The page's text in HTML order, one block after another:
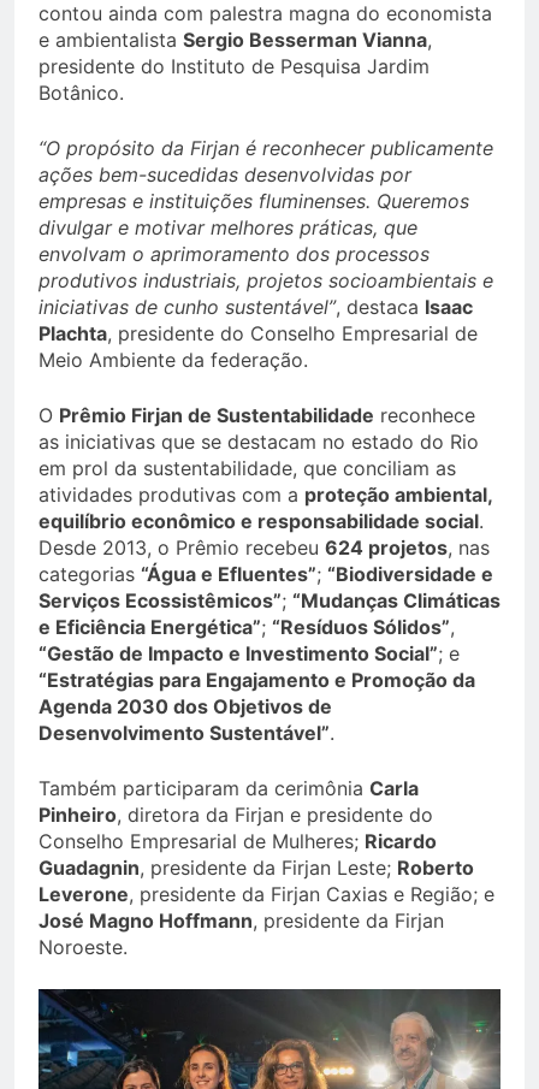
contou ainda com palestra magna do economista
e ambientalista Sergio Besserman Vianna,
presidente do Instituto de Pesquisa Jardim
Botânico.
“O propósito da Firjan é reconhecer publicamente
ações bem-sucedidas desenvolvidas por
empresas e instituições fluminenses. Queremos
divulgar e motivar melhores práticas, que
envolvam o aprimoramento dos processos
produtivos industriais, projetos socioambientais e
iniciativas de cunho sustentável”, destaca Isaac
Plachta, presidente do Conselho Empresarial de
Meio Ambiente da federação.
O Prêmio Firjan de Sustentabilidade reconhece
as iniciativas que se destacam no estado do Rio
em prol da sustentabilidade, que conciliam as
atividades produtivas com a proteção ambiental,
equilíbrio econômico e responsabilidade social.
Desde 2013, o Prêmio recebeu 624 projetos, nas
categorias “Água e Efluentes”; “Biodiversidade e
Serviços Ecossistêmicos”; “Mudanças Climáticas
e Eficiência Energética”; “Resíduos Sólidos”,
“Gestão de Impacto e Investimento Social”; e
“Estratégias para Engajamento e Promoção da
Agenda 2030 dos Objetivos de
Desenvolvimento Sustentável”.
Também participaram da cerimônia Carla
Pinheiro, diretora da Firjan e presidente do
Conselho Empresarial de Mulheres; Ricardo
Guadagnin, presidente da Firjan Leste; Roberto
Leverone, presidente da Firjan Caxias e Região; e
José Magno Hoffmann, presidente da Firjan
Noroeste.